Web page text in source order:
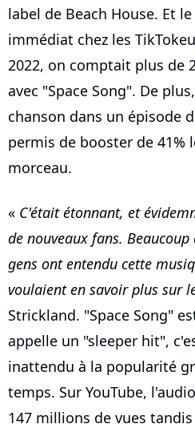
label de Beach House. Et
immédiat chez les
2022, on comptait plus de
avec "Space Song". De
chanson dans un épisode
permis de booster de 41%
morceau.
« C'était étonnant, et
de nouveaux fans.
gens ont entendu cette
voulaient en savoir plus sur
Strickland. "Space Song"
appelle un "sleeper hit",
inattendu à la popularité
temps. Sur YouTube,
147 millions de vues